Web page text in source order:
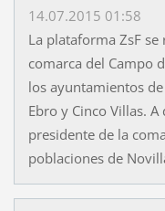
14.07.2015 01:58
La plataforma ZsF
comarca del Campo
los ayuntamientos
Ebro y Cinco Villas.
presidente de la
poblaciones de